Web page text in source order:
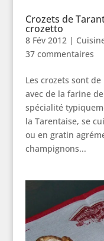
Crozets de
crozetto
8 Fév 2012|
37 commentaires
Les crozets sont
avec de la farine
spécialité
la Tarentaise, se
ou en gratin
champignons...